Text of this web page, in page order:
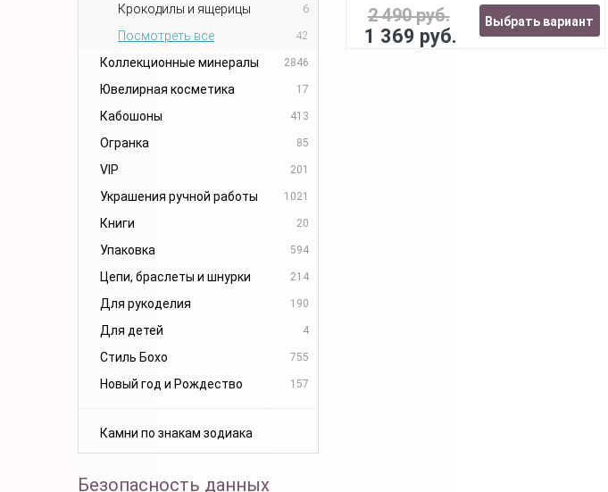
Крокодилы и ящерицы 6
Посмотреть все 42
Коллекционные минералы 2846
Ювелирная косметика 17
Кабошоны 413
Огранка 85
VIP 201
Украшения ручной работы 1021
Книги 20
Упаковка 594
Цепи, браслеты и шнурки 214
Для рукоделия 190
Для детей 4
Стиль Бохо 755
Новый год и Рождество 157
Камни по знакам зодиака
Безопасность данных
2 490 руб.
1 369 руб.
Выбрать вариант